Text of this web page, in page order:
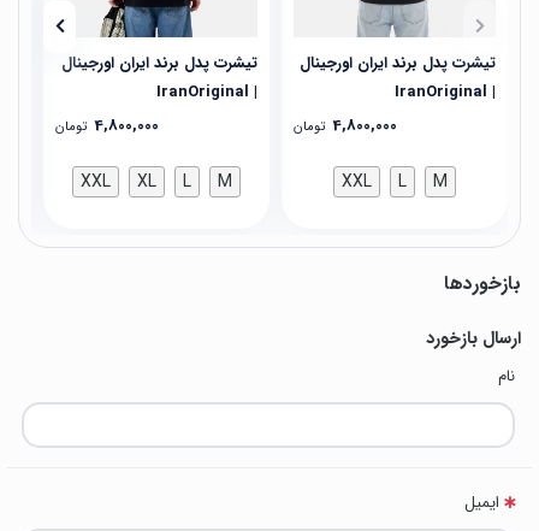
تیشرت پدل برند ایران اورجینال
| IranOriginal
4,800,000 تومان
M
L
XXL
تیشرت پدل برند ایران اورجینال
| IranOriginal
4,800,000 تومان
M
L
XL
XXL
بازخوردها
ارسال بازخورد
نام
ایمیل